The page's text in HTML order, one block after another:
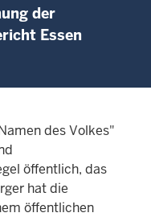
der
Essen
des Volkes"
öffentlich, das
hat die
öffentlichen